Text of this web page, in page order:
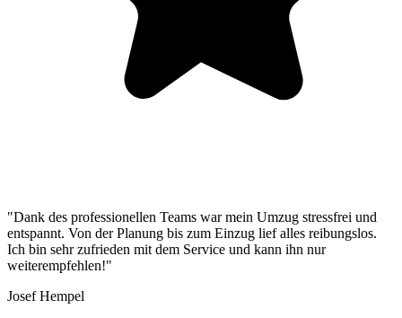
"Dank des professionellen Teams war mein Umzug stressfrei und
entspannt. Von der Planung bis zum Einzug lief alles reibungslos.
Ich bin sehr zufrieden mit dem Service und kann ihn nur
weiterempfehlen!"
Josef Hempel